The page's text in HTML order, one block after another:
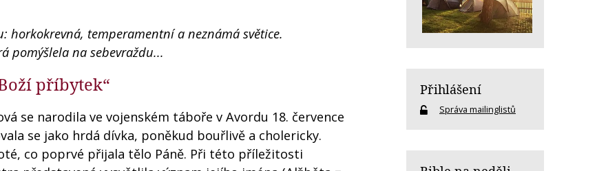
horkokrevná, temperamentní a neznámá světice.
pomýšlela na sebevraždu...
příbytek“
se narodila ve vojenském táboře v Avordu 18. července
se jako hrdá dívka, poněkud bouřlivě a cholericky.
co poprvé přijala tělo Páně. Při této příležitosti
Přihlášení
Správa mailinglistů